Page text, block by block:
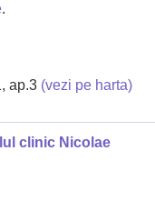
.
ap.3 (vezi pe harta)
clinic Nicolae